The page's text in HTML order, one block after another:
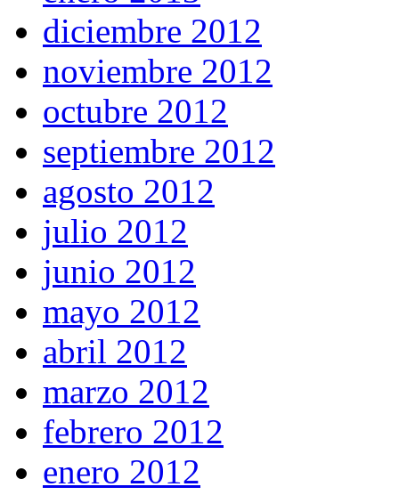
diciembre 2012
noviembre 2012
octubre 2012
septiembre 2012
agosto 2012
julio 2012
junio 2012
mayo 2012
abril 2012
marzo 2012
febrero 2012
enero 2012